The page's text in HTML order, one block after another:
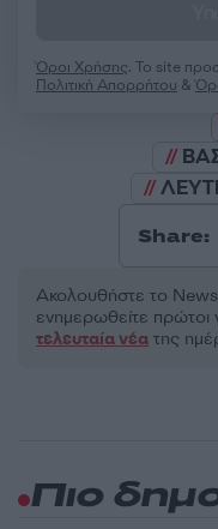
Όροι Χρήσης. Το site
Πολιτική Απορρήτου &
Share:
Ακολουθήστε το
ενημερωθείτε πρώτοι
τελευταία νέα της
Πιο